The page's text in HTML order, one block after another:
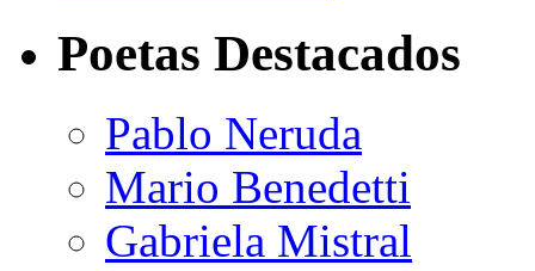
Poetas Destacados
Pablo Neruda
Mario Benedetti
Gabriela Mistral